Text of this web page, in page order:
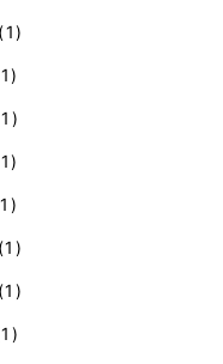
(1)
(1)
(1)